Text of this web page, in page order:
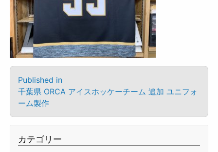
Published in
千葉県 ORCA アイスホッケーチーム 追加 ユニフォ
ーム製作
カテゴリー